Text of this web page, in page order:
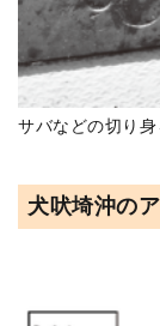
サバなどの切り
犬吠埼沖の